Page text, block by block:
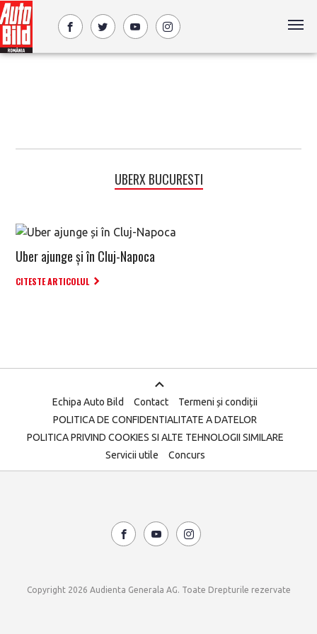
UBERX BUCURESTI
Uber ajunge și în Cluj-Napoca
CITESTE ARTICOLUL
Echipa Auto Bild Contact
Termeni și condiții
POLITICA DE CONFIDENTIALITATE A DATELOR
POLITICA PRIVIND COOKIES SI ALTE TEHNOLOGII SIMILARE
Servicii utile
Concurs
Copyright 2026 Audienta Generala AG. Toate Drepturile rezervate